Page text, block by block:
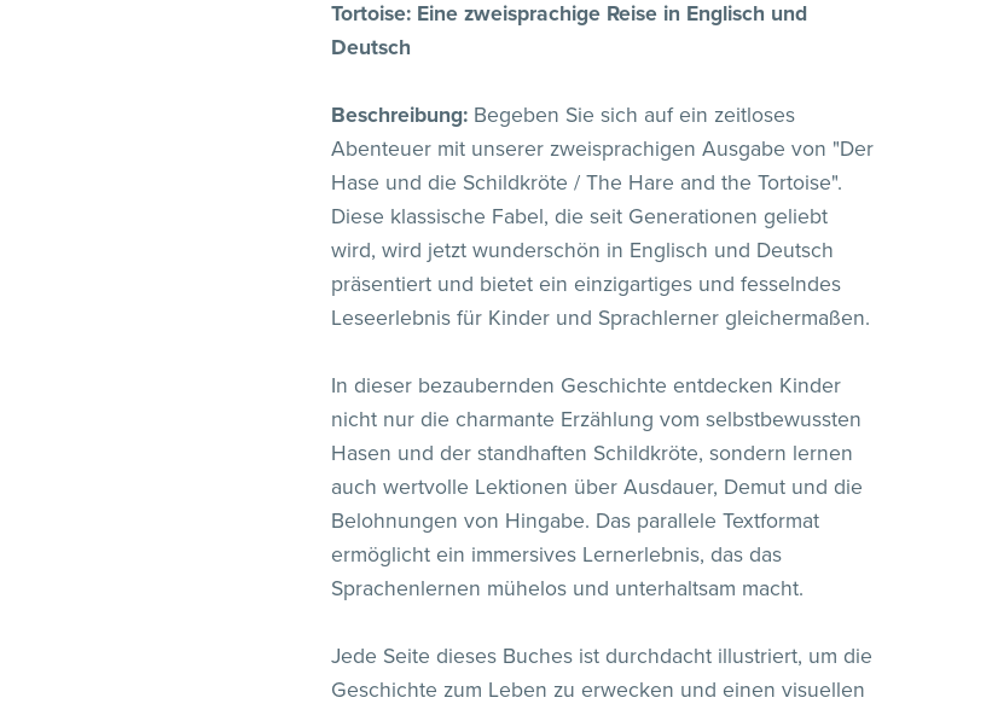
Tortoise: Eine zweisprachige Reise in Englisch und
Deutsch
Beschreibung:Begeben Sie sich auf ein zeitloses
Abenteuer mit unserer zweisprachigen Ausgabe von "Der
Hase und die Schildkröte / The Hare and the Tortoise".
Diese klassische Fabel, die seit Generationen geliebt
wird, wird jetzt wunderschön in Englisch und Deutsch
präsentiert und bietet ein einzigartiges und fesselndes
Leseerlebnis für Kinder und Sprachlerner gleichermaßen.
In dieser bezaubernden Geschichte entdecken Kinder
nicht nur die charmante Erzählung vom selbstbewussten
Hasen und der standhaften Schildkröte, sondern lernen
auch wertvolle Lektionen über Ausdauer, Demut und die
Belohnungen von Hingabe. Das parallele Textformat
ermöglicht ein immersives Lernerlebnis, das das
Sprachenlernen mühelos und unterhaltsam macht.
Jede Seite dieses Buches ist durchdacht illustriert, um die
Geschichte zum Leben zu erwecken und einen visuellen